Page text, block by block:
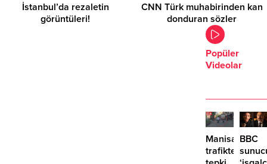
İstanbul’da rezaletin
görüntüleri!
CNN Türk muhabirinden kan
donduran sözler
Popüler
Videolar
Manisa’da
trafikte
BBC